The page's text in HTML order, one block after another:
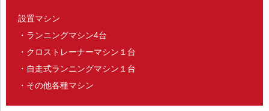
設置マシン
・ランニングマシン4台
・クロストレーナーマシン１台
・自走式ランニングマシン１台
・その他各種マシン